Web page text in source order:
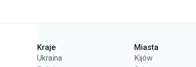
Kategorie
Kraje
Ukraina
Miasta
Kijów